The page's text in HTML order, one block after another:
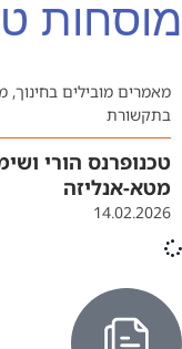
מוסחות
מאמרים מובילים בחינוך,
בתקשורת
טכנופרנס הורי
מטא-אנליזה
14.02.2026